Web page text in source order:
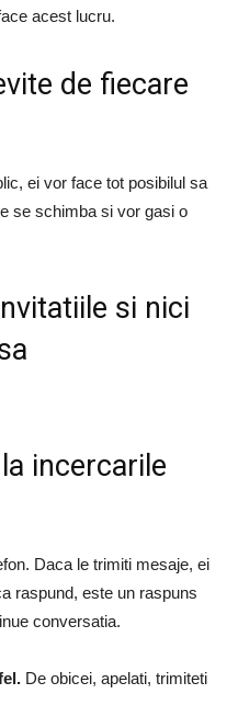
acest lucru.
de fiecare
ei vor face tot posibilul sa
se schimba si vor gasi o
si nici
incercarile
Daca le trimiti mesaje, ei
raspund, este un raspuns
conversatia.
De obicei, apelati, trimiteti